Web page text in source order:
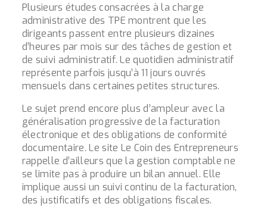
Plusieurs études consacrées à la charge
administrative des TPE montrent que les
dirigeants passent entre plusieurs dizaines
d’heures par mois sur des tâches de gestion et
de suivi administratif. Le quotidien administratif
représente parfois jusqu’à 11 jours ouvrés
mensuels dans certaines petites structures.
Le sujet prend encore plus d’ampleur avec la
généralisation progressive de la facturation
électronique et des obligations de conformité
documentaire. Le site Le Coin des Entrepreneurs
rappelle d’ailleurs que la gestion comptable ne
se limite pas à produire un bilan annuel. Elle
implique aussi un suivi continu de la facturation,
des justificatifs et des obligations fiscales.